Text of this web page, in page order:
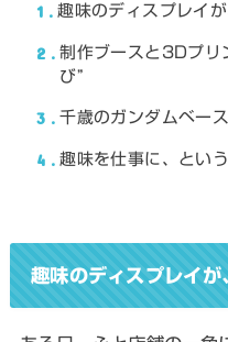
1 趣味のディスプレイ
2
制作ブースと3Dプリ
び”
3 千歳のガンダムベー
4 趣味を仕事に、とい
趣味のディスプレイが